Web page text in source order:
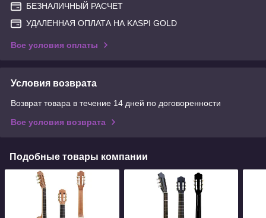
БЕЗНАЛИЧНЫЙ РАСЧЕТ
УДАЛЕННАЯ ОПЛАТА НА KASPI GOLD
Все условия оплаты
Условия возврата
Возврат товара в течение 14 дней по договоренности
Все условия возврата
Подобные товары компании